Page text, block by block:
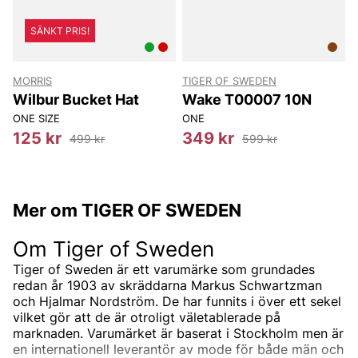
SÄNKT PRIS!
MORRIS
Wilbur Bucket Hat
ONE SIZE
125 kr 499 kr
TIGER OF SWEDEN
Wake T00007 10N
ONE
349 kr 599 kr
Mer om TIGER OF SWEDEN
Om Tiger of Sweden
Tiger of Sweden är ett varumärke som grundades
redan år 1903 av skräddarna Markus Schwartzman
och Hjalmar Nordström. De har funnits i över ett sekel
vilket gör att de är otroligt väletablerade på
marknaden. Varumärket är baserat i Stockholm men är
en internationell leverantör av mode för både män och